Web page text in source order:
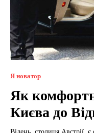
Я новатор
Як
Києва до